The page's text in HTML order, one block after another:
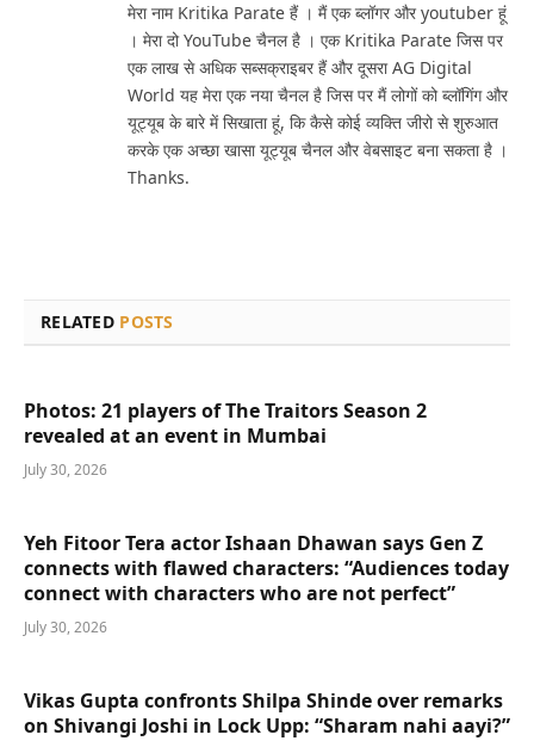
मेरा नाम Kritika Parate हैं । मैं एक ब्लॉगर और youtuber हूं
। मेरा दो YouTube चैनल है । एक Kritika Parate जिस पर
एक लाख से अधिक सब्सक्राइबर हैं और दूसरा AG Digital
World यह मेरा एक नया चैनल है जिस पर मैं लोगों को ब्लॉगिंग और
यूट्यूब के बारे में सिखाता हूं, कि कैसे कोई व्यक्ति जीरो से शुरुआत
करके एक अच्छा खासा यूट्यूब चैनल और वेबसाइट बना सकता है ।
Thanks.
RELATED POSTS
Photos: 21 players of The Traitors Season 2
revealed at an event in Mumbai
July 30, 2026
Yeh Fitoor Tera actor Ishaan Dhawan says Gen Z
connects with flawed characters: “Audiences today
connect with characters who are not perfect”
July 30, 2026
Vikas Gupta confronts Shilpa Shinde over remarks
on Shivangi Joshi in Lock Upp: “Sharam nahi aayi?”